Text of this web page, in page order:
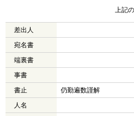
上記
差出人
宛名書
端裏書
事書
書止
仍勤遍数謹解
人名